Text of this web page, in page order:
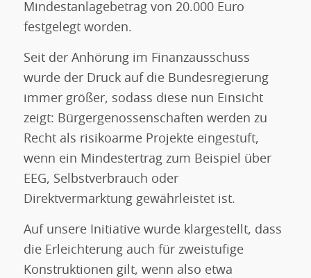
Mindestanlagebetrag von 20.000 Euro
festgelegt worden.
Seit der Anhörung im Finanzausschuss
wurde der Druck auf die Bundesregierung
immer größer, sodass diese nun Einsicht
zeigt: Bürgergenossenschaften werden zu
Recht als risikoarme Projekte eingestuft,
wenn ein Mindestertrag zum Beispiel über
EEG, Selbstverbrauch oder
Direktvermarktung gewährleistet ist.
Auf unsere Initiative wurde klargestellt, dass
die Erleichterung auch für zweistufige
Konstruktionen gilt, wenn also etwa